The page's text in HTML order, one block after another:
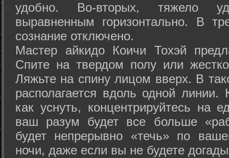
удобно. Во-вторых, тяжело
выравненным горизонтально. В
сознание отключено.
Мастер айкидо Коичи Тохэй
Спите на твердом полу или
Ляжьте на спину лицом вверх. В
располагается вдоль одной
как уснуть, концентрируйтесь на
ваш разум будет все больше
будет непрерывно «течь» по
ночи, даже если вы не будете